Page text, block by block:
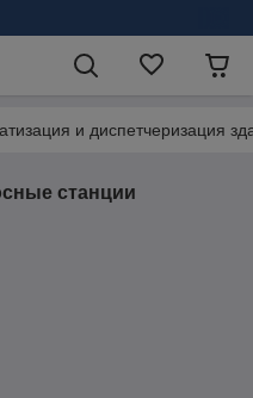
и диспетчеризация
станции